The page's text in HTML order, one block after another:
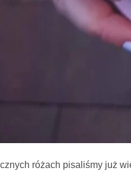
różach pisaliśmy już